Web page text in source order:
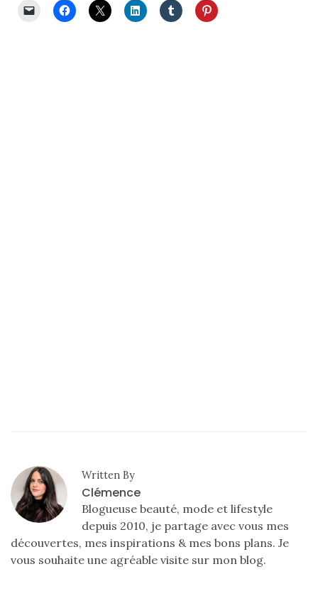
éco-
responsables
au
cuir
11/04/2026
Written By
Clémence
Blogueuse beauté, mode et lifestyle
depuis 2010, je partage avec vous mes
découvertes, mes inspirations & mes bons plans. Je
vous souhaite une agréable visite sur mon blog.